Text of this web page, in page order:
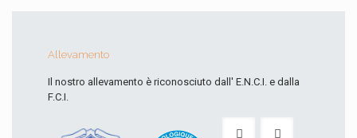
Allevamento
Il nostro allevamento è riconosciuto dall' E.N.C.I. e dalla
F.C.I.